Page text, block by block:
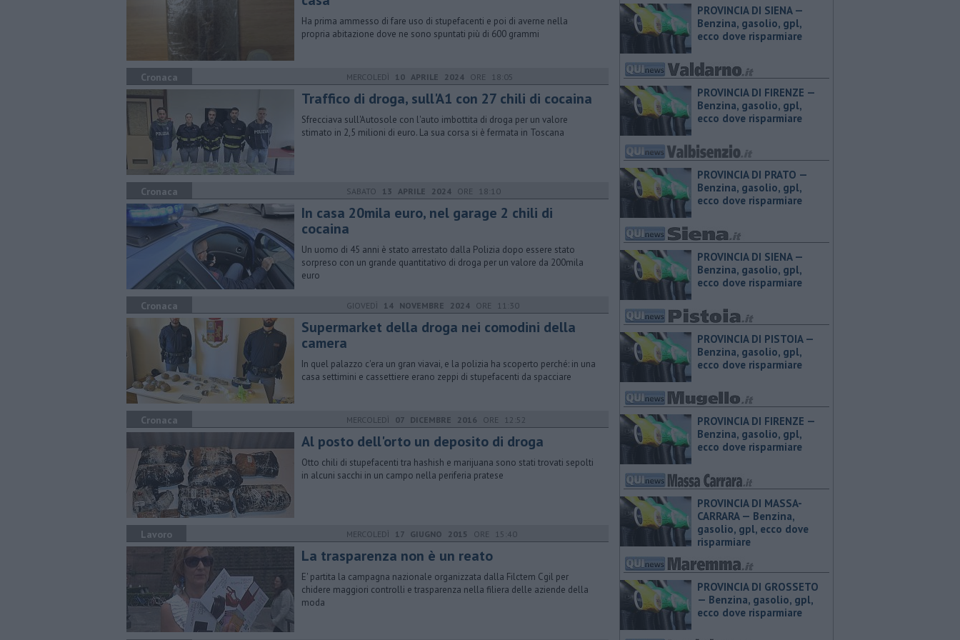
Ha prima ammesso di fare uso di stupefacenti e poi di averne nella
propria abitazione dove ne sono spuntati più di 600 grammi
Cronaca MERCOLEDÌ 10 APRILE 2024ORE 18:05
Traffico di droga, sull'A1 con 27 chili di cocaina
Sfrecciava sull'Autosole con l'auto imbottita di droga per un valore
stimato in 2,5 milioni di euro. La sua corsa si è fermata in Toscana
Cronaca SABATO 13 APRILE 2024ORE 18:10
In casa 20mila euro, nel garage 2 chili di
cocaina
Un uomo di 45 anni è stato arrestato dalla Polizia dopo essere stato
sorpreso con un grande quantitativo di droga per un valore da 200mila
euro
Cronaca GIOVEDÌ 14 NOVEMBRE 2024ORE 11:30
Supermarket della droga nei comodini della
camera
In quel palazzo c'era un gran viavai, e la polizia ha scoperto perché: in una
casa settimini e cassettiere erano zeppi di stupefacenti da spacciare
Cronaca MERCOLEDÌ 07 DICEMBRE 2016 ORE 12:52
Al posto dell'orto un deposito di droga
Otto chili di stupefacenti tra hashish e marijuana sono stati trovati sepolti
in alcuni sacchi in un campo nella periferia pratese
Lavoro MERCOLEDÌ 17 GIUGNO 2015 ORE 15:40
La trasparenza non è un reato
E' partita la campagna nazionale organizzata dalla Filctem Cgil per
chidere maggiori controlli e trasparenza nella filiera delle aziende della
moda
PROVINCIA DI SIENA — ​
Benzina, gasolio, gpl,
ecco dove risparmiare
PROVINCIA DI FIRENZE — ​
Benzina, gasolio, gpl,
ecco dove risparmiare
PROVINCIA DI PRATO — ​
Benzina, gasolio, gpl,
ecco dove risparmiare
PROVINCIA DI SIENA — ​
Benzina, gasolio, gpl,
ecco dove risparmiare
PROVINCIA DI PISTOIA — ​
Benzina, gasolio, gpl,
ecco dove risparmiare
PROVINCIA DI FIRENZE — ​
Benzina, gasolio, gpl,
ecco dove risparmiare
PROVINCIA DI MASSA-
CARRARA — ​Benzina,
gasolio, gpl, ecco dove
risparmiare
PROVINCIA DI GROSSETO
— ​Benzina, gasolio, gpl,
ecco dove risparmiare